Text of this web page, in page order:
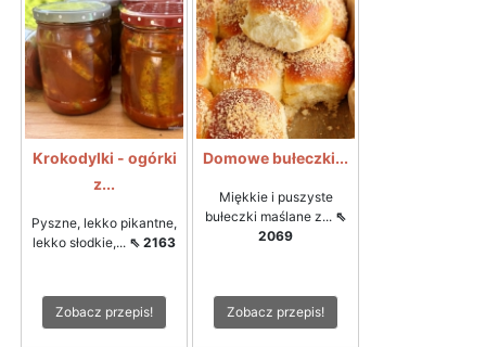
Krokodylki - ogórki
z...
Pyszne, lekko pikantne,
lekko słodkie,... ⇖ 2163
Zobacz przepis!
Domowe bułeczki...
Miękkie i puszyste
bułeczki maślane z... ⇖
2069
Zobacz przepis!